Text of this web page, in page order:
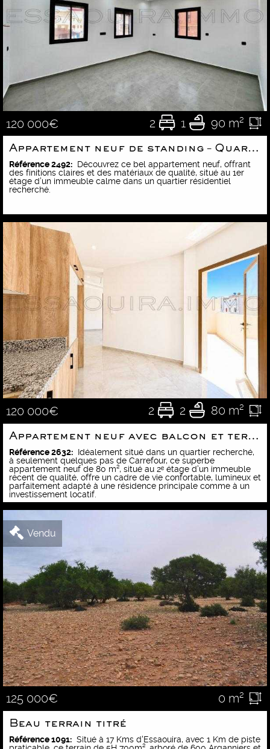
120 000€ 2 1 90 m²
Appartement neuf de standing – Quartier résidentiel
Référence 2492: Découvrez ce bel appartement neuf, offrant
des finitions claires et des matériaux de qualité, situé au 1er
étage d’un immeuble calme dans un quartier résidentiel
recherché.
120 000€ 2 2 80 m²
Appartement neuf avec balcon et terrasse privative
Référence 2632: Idéalement situé dans un quartier recherché,
à seulement quelques pas de Carrefour, ce superbe
appartement neuf de 80 m², situé au 2ᵉ étage d’un immeuble
récent de qualité, offre un cadre de vie confortable, lumineux et
parfaitement adapté à une résidence principale comme à un
investissement locatif.
Vendu
125 000€ 0 m²
Beau terrain titré
Référence 1091: Situé à 17 Kms d'Essaouira, avec 1 Km de piste